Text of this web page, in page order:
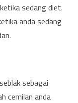
sedang diet.
anda sedang
sebagai
cemilan anda